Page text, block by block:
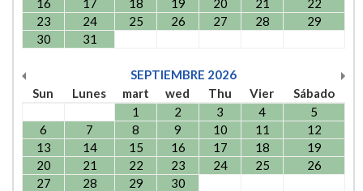
16
17 18 19 20 21
22
23
24 25 26 27 28
29
30
31
SEPTIEMBRE 2026
Sun
Lunes mart wed Thu Vier
Sábado
1
2 3 4
5
6
7 8 9 10 11
12
13
14 15 16 17 18
19
20
21 22 23 24 25
26
27
28 29 30